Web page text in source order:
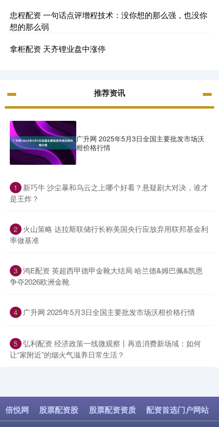
忠程配资 一句话点评增程技术：没你想的那么强，也没你
想的那么弱
拿柜配资 天齐锂业盘中涨停
推荐资讯
广升网 2025年5月3日全国主要批发市场沃
柑价格行情
1
​新巧牛 沙尘暴和乌云之上哪个好看？悬疑剧大对决，谁才
是王炸？
2
​火山策略 达拉斯联储行长称美国央行应放弃用联邦基金利
率做基准
3 ​鸿E配资 英超西甲德甲金靴大结局 哈兰德&姆巴佩&凯恩
争夺2026欧洲金靴
4 ​广升网 2025年5月3日全国主要批发市场沃柑价格行情
5 ​弘利配资 经济政策一线微观察丨再造消费新场域：如何
让“家附近”的烟火气滋养日常生活？
倍悦网 股票配资股 股票配资资质 配资首选门户网站